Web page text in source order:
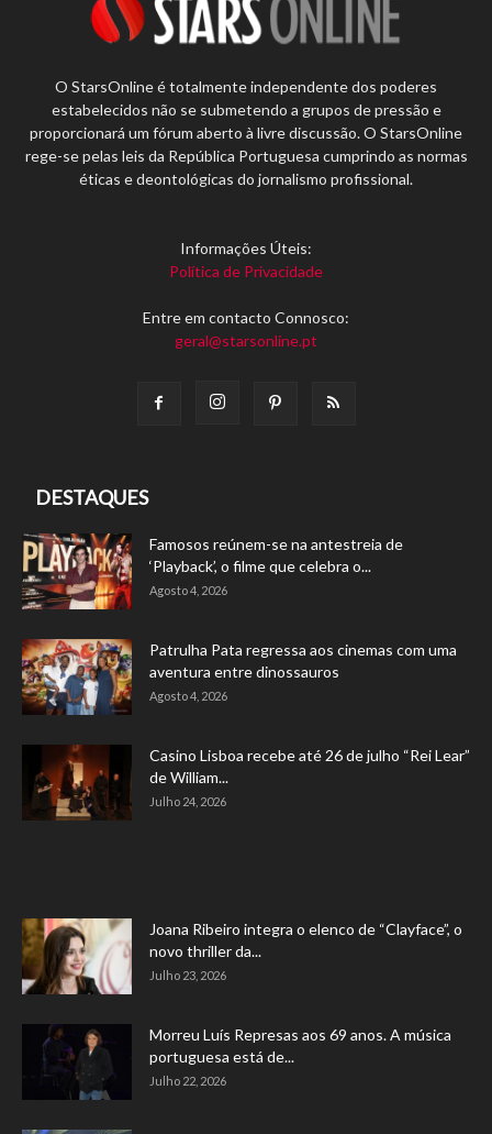
O StarsOnline é totalmente independente dos poderes
estabelecidos não se submetendo a grupos de pressão e
proporcionará um fórum aberto à livre discussão. O StarsOnline
rege-se pelas leis da República Portuguesa cumprindo as normas
éticas e deontológicas do jornalismo profissional.
Informações Úteis:
Política de Privacidade
Entre em contacto Connosco:
geral@starsonline.pt
DESTAQUES
Famosos reúnem-se na antestreia de
‘Playback’, o filme que celebra o...
Agosto 4, 2026
Patrulha Pata regressa aos cinemas com uma
aventura entre dinossauros
Agosto 4, 2026
Casino Lisboa recebe até 26 de julho “Rei Lear”
de William...
Julho 24, 2026
Joana Ribeiro integra o elenco de “Clayface”, o
novo thriller da...
Julho 23, 2026
Morreu Luís Represas aos 69 anos. A música
portuguesa está de...
Julho 22, 2026